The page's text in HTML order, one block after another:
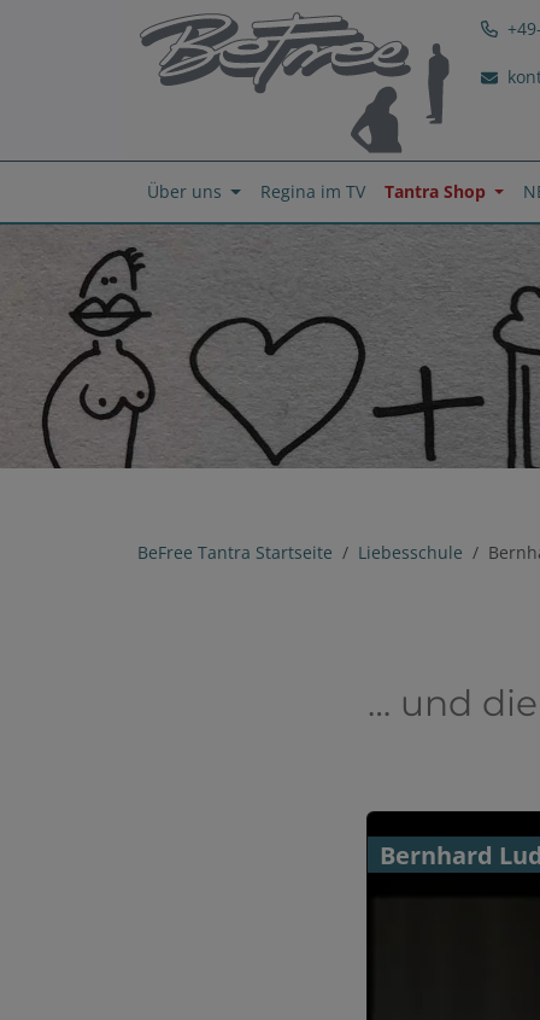
Über uns Regina im TV Tantra Shop
BeFree Tantra Startseite Liebesschule
… und
Bernhard